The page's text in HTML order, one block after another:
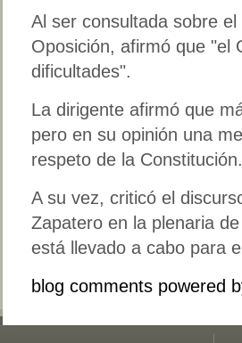
Al ser consultada sobre
Oposición, afirmó que "el
dificultades".
La dirigente afirmó que
pero en su opinión una
respeto de la Constitución.
A su vez, criticó el
Zapatero en la plenaria
está llevado a cabo para
blog comments powered